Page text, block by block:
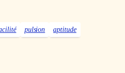
pulsion aptitude